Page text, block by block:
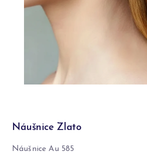
Náušnice Zlato
Náušnice Au 585